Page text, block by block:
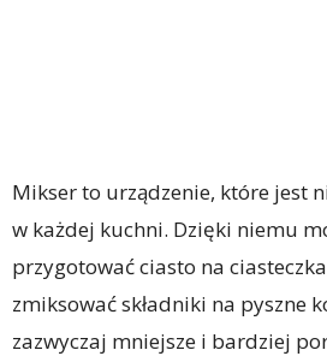
Mikser to urządzenie, które jest
w każdej kuchni. Dzięki niemu
przygotować ciasto na
zmiksować składniki na pyszne
zazwyczaj mniejsze i bardziej